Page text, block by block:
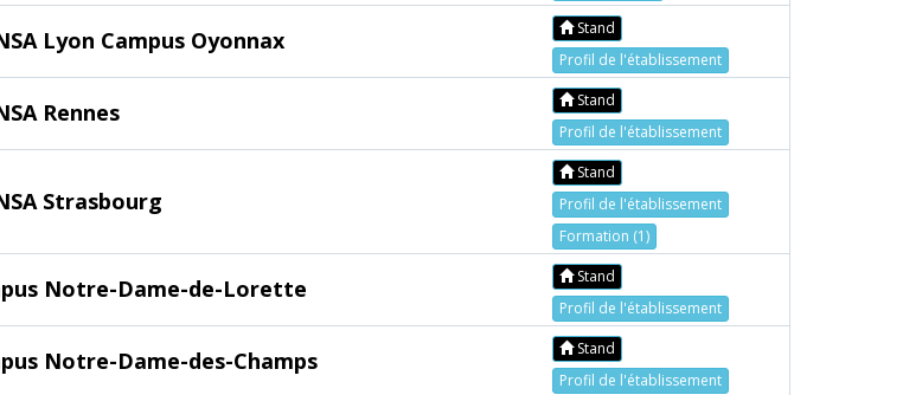
Lyon Campus Oyonnax
Stand
Profil de l'établissement
Rennes
Stand
Profil de l'établissement
Strasbourg
Stand
Profil de l'établissement
Formation (1)
Notre-Dame-de-Lorette
Stand
Profil de l'établissement
Notre-Dame-des-Champs
Stand
Profil de l'établissement